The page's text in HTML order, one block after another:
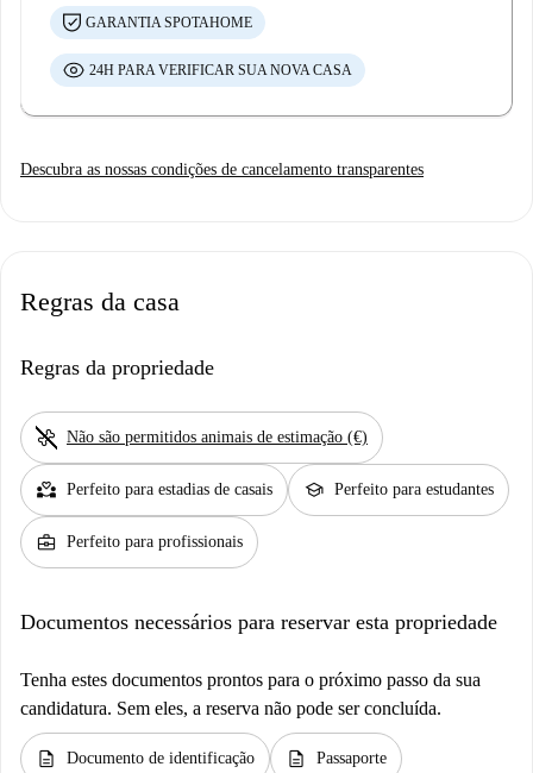
GARANTIA SPOTAHOME
24H PARA VERIFICAR SUA NOVA CASA
Descubra as nossas condições de cancelamento transparentes
Regras da casa
Regras da propriedade
pet_supplies Não são permitidos animais de estimação (€)
partner_heart Perfeito para estadias de casais school Perfeito para estudantes
business_center Perfeito para profissionais
Documentos necessários para reservar esta propriedade
Tenha estes documentos prontos para o próximo passo da sua
candidatura. Sem eles, a reserva não pode ser concluída.
description Documento de identificação description Passaporte